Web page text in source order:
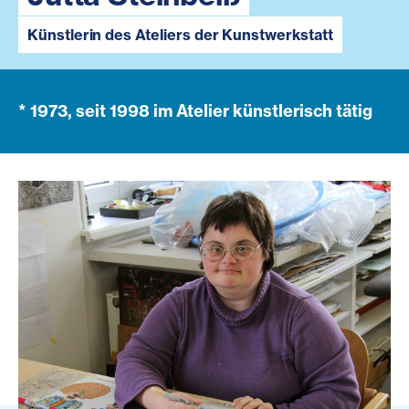
Künstlerin des Ateliers der Kunstwerkstatt
* 1973, seit 1998 im Atelier künstlerisch tätig